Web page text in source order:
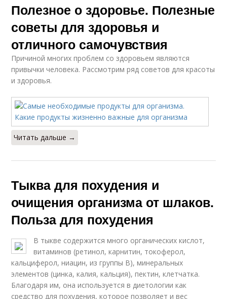
Полезное о здоровье. Полезные
советы для здоровья и
отличного самочувствия
Причиной многих проблем со здоровьем являются
привычки человека. Рассмотрим ряд советов для красоты
и здоровья.
Читать дальше →
Тыква для похудения и
очищения организма от шлаков.
Польза для похудения
В тыкве содержится много органических кислот,
витаминов (ретинол, карнитин, токоферол,
кальциферол, ниацин, из группы В), минеральных
элементов (цинка, калия, кальция), пектин, клетчатка.
Благодаря им, она используется в диетологии как
средство для похудения, которое позволяет и вес